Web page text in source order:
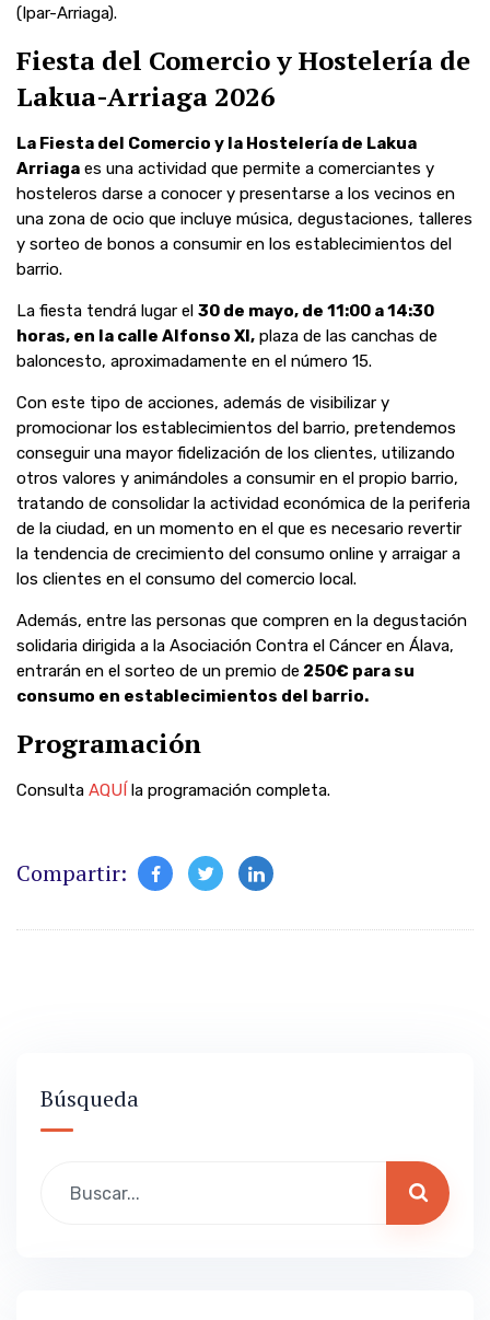
(Ipar-Arriaga).
Fiesta del Comercio y Hostelería de
Lakua-Arriaga 2026
La Fiesta del Comercio y la Hostelería de Lakua
Arriaga es una actividad que permite a comerciantes y
hosteleros darse a conocer y presentarse a los vecinos en
una zona de ocio que incluye música, degustaciones, talleres
y sorteo de bonos a consumir en los establecimientos del
barrio.
La fiesta tendrá lugar el 30 de mayo, de 11:00 a 14:30
horas, en la calle Alfonso XI, plaza de las canchas de
baloncesto, aproximadamente en el número 15.
Con este tipo de acciones, además de visibilizar y
promocionar los establecimientos del barrio, pretendemos
conseguir una mayor fidelización de los clientes, utilizando
otros valores y animándoles a consumir en el propio barrio,
tratando de consolidar la actividad económica de la periferia
de la ciudad, en un momento en el que es necesario revertir
la tendencia de crecimiento del consumo online y arraigar a
los clientes en el consumo del comercio local.
Además, entre las personas que compren en la degustación
solidaria dirigida a la Asociación Contra el Cáncer en Álava,
entrarán en el sorteo de un premio de 250€ para su
consumo en establecimientos del barrio.
Programación
Consulta AQUÍ la programación completa.
Compartir:
Búsqueda